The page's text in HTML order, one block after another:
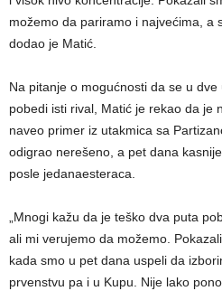
možemo da pariramo i najvećima, a
dodao je Matić.
Na pitanje o mogućnosti da se u
pobedi isti rival, Matić je rekao da je
naveo primer iz utakmica sa
odigrao nerešeno, a pet dana
posle jedanaesteraca.
„Mnogi kažu da je teško dva puta
ali mi verujemo da možemo.
kada smo u pet dana uspeli da
prvenstvu pa i u Kupu. Nije lako